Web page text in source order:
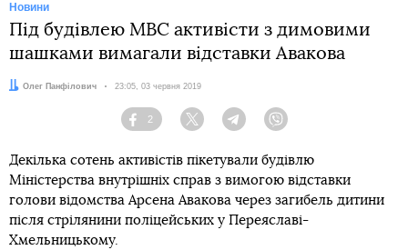
Новини
Під будівлею МВС активісти з димовими
шашками вимагали відставки Авакова
Автор:
Олег Панфілович Дата:
23:05, 03 червня 2019
Facebook
2
Twitter TelegramViber
Декілька сотень активістів пікетували будівлю
Міністерства внутрішніх справ з вимогою відставки
голови відомства Арсена Авакова через загибель дитини
після стрілянини поліцейських у Переяславі-
Хмельницькому.